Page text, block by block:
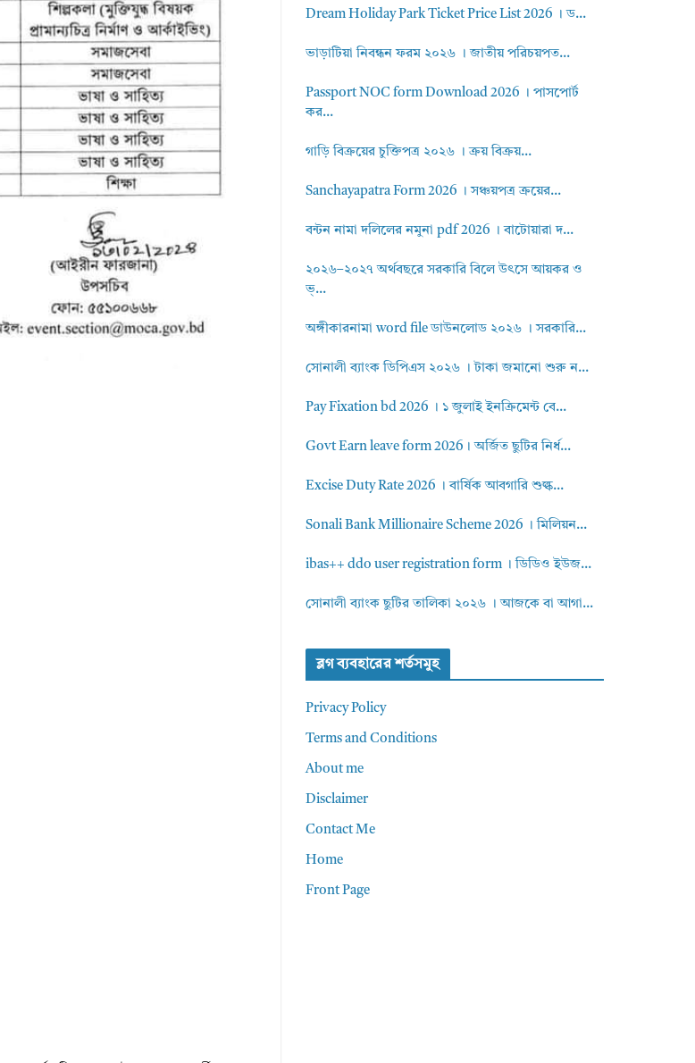
Dream Holiday Park Ticket Price List 2026 । ড...
ভাড়াটিয়া নিবন্ধন ফরম ২০২৬ । জাতীয় পরিচয়পত...
Passport NOC form Download 2026 । পাসপোর্ট
কর...
গাড়ি বিক্রয়ের চুক্তিপত্র ২০২৬ । ক্রয় বিক্রয়...
Sanchayapatra Form 2026 । সঞ্চয়পত্র ক্রয়ের...
বন্টন নামা দলিলের নমুনা pdf 2026 । বাটোয়ারা দ...
২০২৬–২০২৭ অর্থবছরে সরকারি বিলে উৎসে আয়কর ও
ভ্...
অঙ্গীকারনামা word file ডাউনলোড ২০২৬ । সরকারি...
সোনালী ব্যাংক ডিপিএস ২০২৬ । টাকা জমানো শুরু ন...
Pay Fixation bd 2026 । ১ জুলাই ইনক্রিমেন্ট বে...
Govt Earn leave form 2026। অর্জিত ছুটির নির্ধ...
Excise Duty Rate 2026 । বার্ষিক আবগারি শুল্ক...
Sonali Bank Millionaire Scheme 2026 । মিলিয়ন...
ibas++ ddo user registration form । ডিডিও ইউজ...
সোনালী ব্যাংক ছুটির তালিকা ২০২৬ । আজকে বা আগা...
ব্লগ ব্যবহারের শর্তসমুহ
Privacy Policy
Terms and Conditions
About me
Disclaimer
Contact Me
Home
Front Page